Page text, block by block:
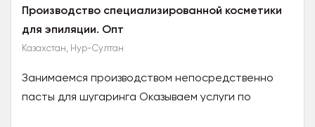
Производство специализированной косметики
для эпиляции. Опт
Казахстан, Нур-Султан
Занимаемся производством непосредственно
пасты для шугаринга Оказываем услуги по